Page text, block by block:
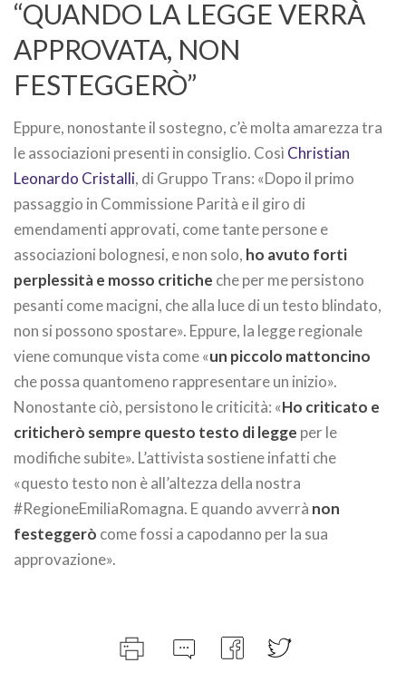
“QUANDO LA LEGGE VERRÀ
APPROVATA, NON
FESTEGGERÒ”
Eppure, nonostante il sostegno, c’è molta amarezza tra
le associazioni presenti in consiglio. Così Christian
Leonardo Cristalli, di Gruppo Trans: «Dopo il primo
passaggio in Commissione Parità e il giro di
emendamenti approvati, come tante persone e
associazioni bolognesi, e non solo, ho avuto forti
perplessità e mosso critiche che per me persistono
pesanti come macigni, che alla luce di un testo blindato,
non si possono spostare». Eppure, la legge regionale
viene comunque vista come «un piccolo mattoncino
che possa quantomeno rappresentare un inizio».
Nonostante ciò, persistono le criticità: «Ho criticato e
criticherò sempre questo testo di legge per le
modifiche subite». L’attivista sostiene infatti che
«questo testo non è all’altezza della nostra
#RegioneEmiliaRomagna. E quando avverrà non
festeggerò come fossi a capodanno per la sua
approvazione».